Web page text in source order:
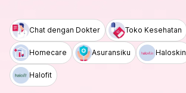
Chat dengan Dokter Toko Kesehatan
Homecare Asuransiku Haloskin
Halofit